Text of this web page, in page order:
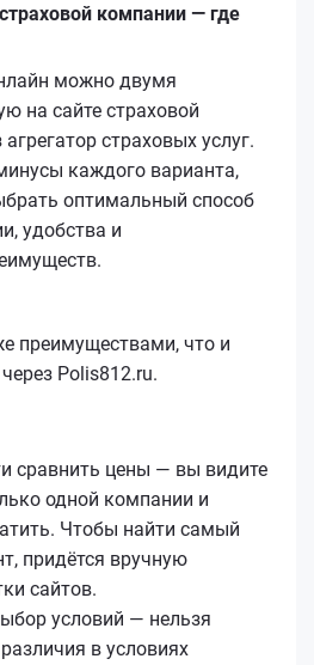
компании — где
можно двумя
на сайте страховой
страховых услуг.
каждого варианта,
оптимальный способ
удобства и
преимуществами, что и
Polis812.ru.
сравнить цены — вы видите
одной компании и
Чтобы найти самый
придётся вручную
сайтов.
условий — нельзя
в условиях